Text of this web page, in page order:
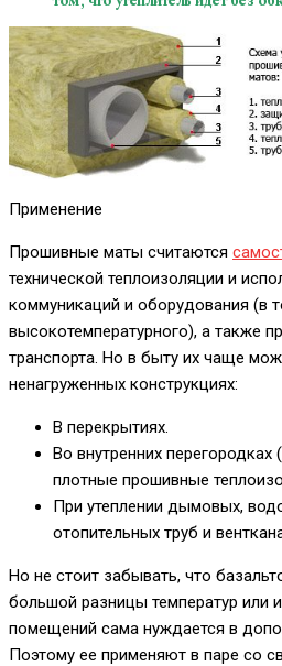
Применение
Прошивные маты считаются
технической теплоизоляции и
коммуникаций и оборудования (в
высокотемпературного), а также
транспорта. Но в быту их чаще
ненагруженных конструкциях:
В перекрытиях.
Во внутренних перегородках
плотные прошивные
При утеплении дымовых,
отопительных труб и
Но не стоит забывать, что
большой разницы температур или
помещений сама нуждается в
Поэтому ее применяют в паре со